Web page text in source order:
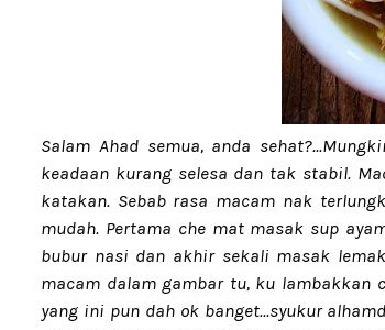
Salam Ahad semua, anda
keadaan kurang selesa dan tak stabil.
katakan. Sebab rasa macam nak
mudah. Pertama che mat masak sup
bubur nasi dan akhir sekali masak
macam dalam gambar tu, ku lambakkan
yang ini pun dah ok banget...syukur